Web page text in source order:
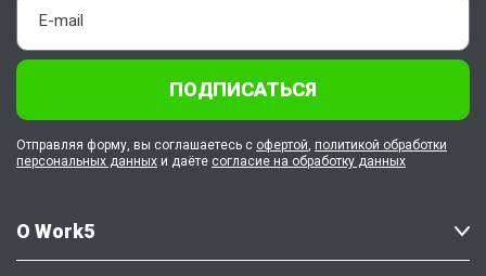
О Work5
ПОДПИСАТЬСЯ
Отправляя форму, вы соглашаетесь с офертой, политикой обработки
персональных данных и даёте согласие на обработку данных